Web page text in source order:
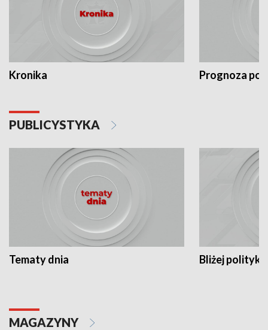
Kronika Prognoza
PUBLICYSTYKA
Tematy dnia Bliżej polityki
MAGAZYNY